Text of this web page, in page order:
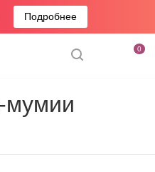
Подробнее
0
мумии